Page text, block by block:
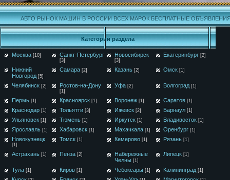
АВТО РЫНОК МАШИН В РОССИИ ВСЕХ МАРОК БЕСПЛАТНЫЕ
Категории раздела
Москва [10] Санкт-Петербург
[3]
Новосибирск
[3]
Екатеринбург [2]
Нижний
Новгород [5]
Самара [2] Казань [2] Омск [1]
Челябинск [2] Ростов-на-Дону
[1]
Уфа [2] Волгоград [1]
Пермь [1] Красноярск [1] Воронеж [1] Саратов [1]
Краснодар [1] Тольятти [3] Ижевск [2] Барнаул [1]
Ульяновск [1] Тюмень [1] Иркутск [1] Владивосток [1]
Ярославль [1] Хабаровск [1] Махачкала [1] Оренбург [1]
Новокузнецк
[1]
Томск [1] Кемерово [1] Рязань [1]
Астрахань [1] Пенза [2]
Набережные
Челны [1]
Липецк [1]
Тула [1] Киров [1] Чебоксары [1] Калининград [1]